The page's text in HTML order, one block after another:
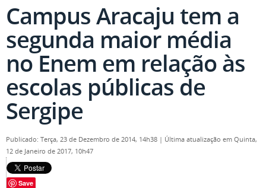
Campus Aracaju tem a
segunda maior média
no Enem em relação às
escolas públicas de
Sergipe
Publicado: Terça, 23 de Dezembro de 2014, 14h38 | Última atualização em Quinta,
12 de Janeiro de 2017, 10h47
Save